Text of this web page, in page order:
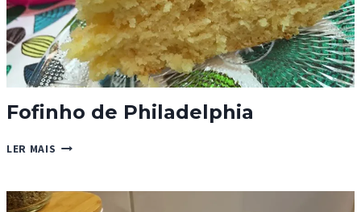
Fofinho de Philadelphia
LER MAIS FOFINHO